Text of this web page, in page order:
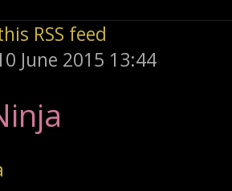
RSS feed
June 2015 13:44